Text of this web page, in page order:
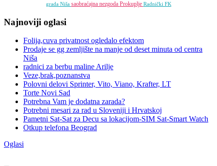
grada Niša saobraćajna nezgoda Prokuplje Radnički FK
Najnoviji oglasi
Folija,cuva privatnost ogledalo efektom
Prodaje se gg zemljište na manje od deset minuta od centra
Niša
radnici za berbu maline Arilje
Veze,brak,poznanstva
Polovni delovi Sprinter, Vito, Viano, Krafter, LT
Torte Novi Sad
Potrebna Vam je dodatna zarada?
Potrebni mesari za rad u Sloveniji i Hrvatskoj
Pametni Sat-Sat za Decu sa lokacijom-SIM Sat-Smart Watch
Otkup telefona Beograd
Oglasi